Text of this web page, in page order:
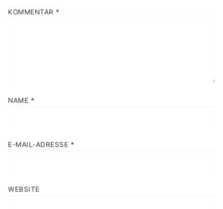
KOMMENTAR *
NAME *
E-MAIL-ADRESSE *
WEBSITE